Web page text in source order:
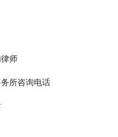
师
所咨询电话